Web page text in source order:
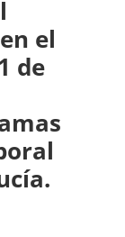
el
de